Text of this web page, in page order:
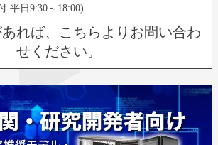
平日9:30～18:00)
れば、こちらよりお問い合わ
せください。